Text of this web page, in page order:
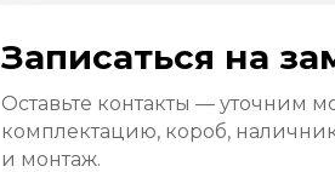
Записаться на
Оставьте контакты — уточним
комплектацию, короб,
и монтаж.